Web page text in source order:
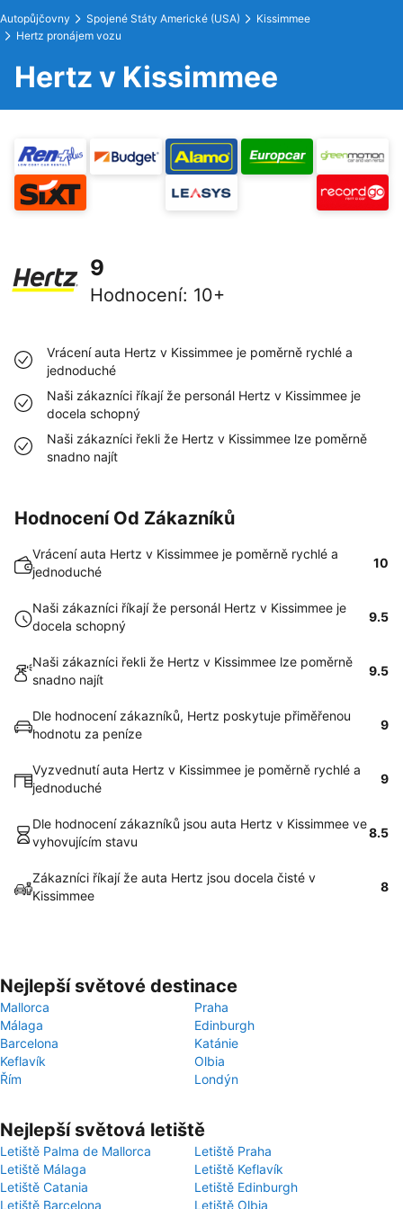
Autopůjčovny Spojené Státy Americké (USA)
Kissimmee
Hertz pronájem vozu
Hertz v Kissimmee
9
Hodnocení: 10+
Vrácení auta Hertz v Kissimmee je poměrně rychlé a
jednoduché
Naši zákazníci říkají že personál Hertz v Kissimmee je
docela schopný
Naši zákazníci řekli že Hertz v Kissimmee lze poměrně
snadno najít
Hodnocení Od Zákazníků
Vrácení auta Hertz v Kissimmee je poměrně rychlé a
jednoduché
10
Naši zákazníci říkají že personál Hertz v Kissimmee je
docela schopný
9.5
Naši zákazníci řekli že Hertz v Kissimmee lze poměrně
snadno najít
9.5
Dle hodnocení zákazníků, Hertz poskytuje přiměřenou
hodnotu za peníze
9
Vyzvednutí auta Hertz v Kissimmee je poměrně rychlé a
jednoduché
9
Dle hodnocení zákazníků jsou auta Hertz v Kissimmee ve
vyhovujícím stavu
8.5
Zákazníci říkají že auta Hertz jsou docela čisté v
Kissimmee
8
Nejlepší světové destinace
Mallorca
Praha
Málaga
Edinburgh
Barcelona
Katánie
Keflavík
Olbia
Řím
Londýn
Nejlepší světová letiště
Letiště Palma de Mallorca
Letiště Praha
Letiště Málaga
Letiště Keflavík
Letiště Catania
Letiště Edinburgh
Letiště Barcelona
Letiště Olbia